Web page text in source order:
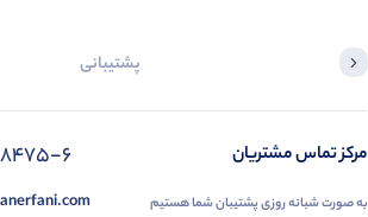
پشتیبانی
مرکز تماس مشتریان
به صورت شبانه روزی پشتیبان شما هستیم
6